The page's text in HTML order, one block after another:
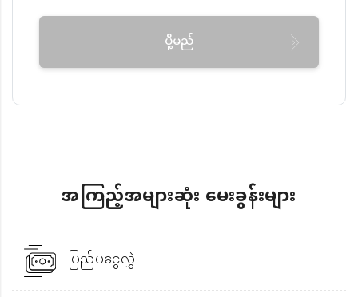
ပို့မည်
အကြည့်အများဆုံး မေးခွန်းများ
ပြည်ပငွေလွှဲ